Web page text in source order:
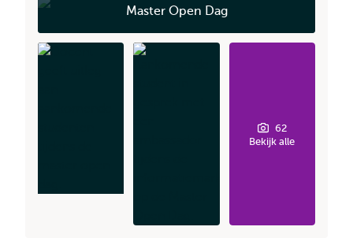
Master Open Dag
62
Bekijk alle